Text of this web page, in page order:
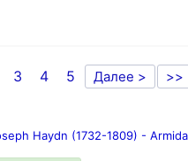
3 4 5 Далее > >>
Haydn (1732-1809) -